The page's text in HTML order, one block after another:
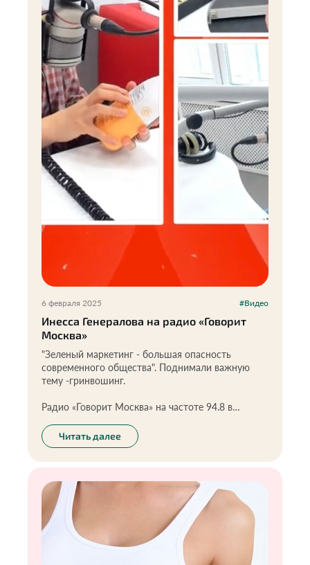
6 февраля 2025 #Видео
Инесса Генералова на радио «Говорит
Москва»
"Зеленый маркетинг - большая опасность
современного общества". Поднимали важную
тему -гринвошинг.
Радио «Говорит Москва» на частоте 94.8 в
Благодарим ведущих Максима Челнокова и
Марину Александрову за тему!
Читать далее